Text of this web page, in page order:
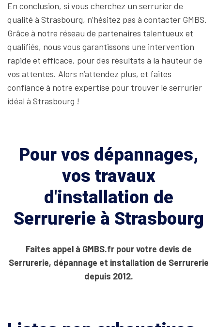
En conclusion, si vous cherchez un serrurier de
qualité à Strasbourg, n’hésitez pas à contacter GMBS.
Grâce à notre réseau de partenaires talentueux et
qualifiés, nous vous garantissons une intervention
rapide et efficace, pour des résultats à la hauteur de
vos attentes. Alors n’attendez plus, et faites
confiance à notre expertise pour trouver le serrurier
idéal à Strasbourg !
Pour vos dépannages,
vos travaux
d'installation de
Serrurerie à Strasbourg
Faites appel à GMBS.fr pour votre devis de
Serrurerie, dépannage et installation de Serrurerie
depuis 2012.